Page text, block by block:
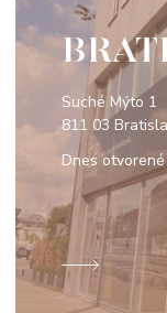
Suché Mýto 1
811 03
Dnes